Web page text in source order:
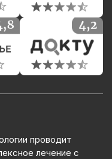
проводит
лечение с